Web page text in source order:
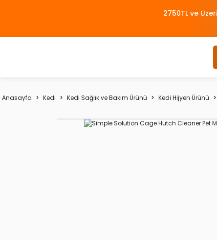
2750TL ve
Anasayfa Kedi Kedi Sağlık ve Bakım Ürünü Kedi Hijyen Ürünü